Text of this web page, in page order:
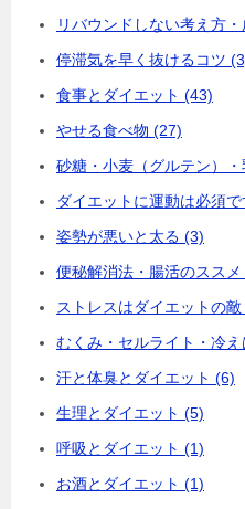
リバウンドしない考え方
停滞気を早く抜けるコツ
食事とダイエット (43)
やせる食べ物 (27)
砂糖・小麦（グルテン）
ダイエットに運動は必須
姿勢が悪いと太る (3)
便秘解消法・腸活のスス
ストレスはダイエットの敵
むくみ・セルライト・冷
汗と体臭とダイエット (6)
生理とダイエット (5)
呼吸とダイエット (1)
お酒とダイエット (1)